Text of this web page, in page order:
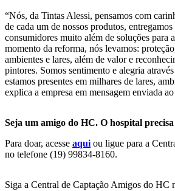
“Nós, da Tintas Alessi, pensamos com
de cada um de nossos produtos,
consumidores muito além de soluções para
momento da reforma, nós levamos:
ambientes e lares, além de valor e
pintores. Somos sentimento e alegria
estamos presentes em milhares de lares,
explica a empresa em mensagem enviada
Seja um amigo do HC. O hospital precisa
Para doar, acesse aquiou ligue para a
no telefone (19) 99834-8160.
Siga a Central de Captação Amigos do HC